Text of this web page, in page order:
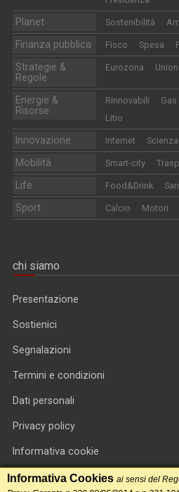
Planet Sostenibilità
Finanza pubblica Fisco Spesa
Strategie &
Regole
Eurozona
Energie &
Risorse
Rinnovabili Gas
Litio
Innovazione Internet Scienza
Mobilità Smart-city
Life Food&Drink
Sport Calcio Motori
chi siamo
Presentazione
Sostienici
Segnalazioni
Termini e condizioni
Dati personali
Privacy policy
Informativa cookie
RSS feed
Informativa Cookies ai sensi del